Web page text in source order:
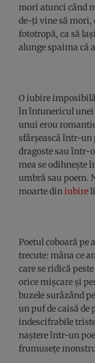
mori atunci când
de-ți vine să mori,
fototropă, ca să
alunge spaima că
O iubire
în întunericul unei
unui erou
sfârșească într-un
dragoste sau într-
mea se odihnește
umbră sau poem.
moarte diniubire
Poetul coboară
trecute: mâna ce
care se ridică
orice mișcare și
buzele surâzând
un puf de caisă de
indescifrabile
naștere într-un
frumusețe